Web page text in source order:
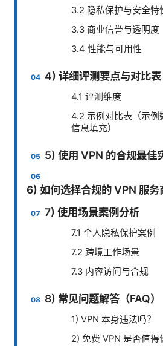
3.2 隐私保护与安全特
3.3 商业信誉与透明度
3.4 性能与可用性
4) 详细评测要点与对比表
4.1 评测维度
4.2 示例对比表（示例
信息填充）
5) 使用 VPN 的合规最佳
6) 如何选择合规的 VPN 服务
7) 使用场景案例分析
7.1 个人隐私保护案例
7.2 跨境工作场景
7.3 内容访问与合规
8) 常见问题解答（FAQ）
1) VPN 本身违法吗？
2) 免费 VPN 是否值得